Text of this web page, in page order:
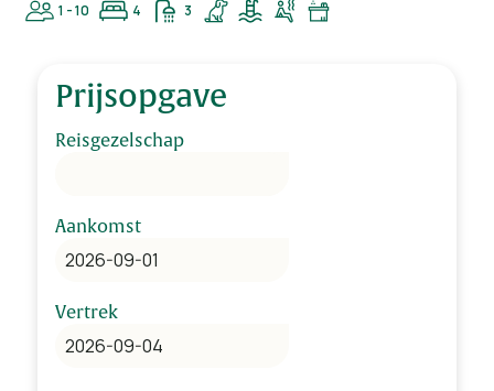
1 - 10 4 3
Prijsopgave
Reisgezelschap
Aankomst
Vertrek